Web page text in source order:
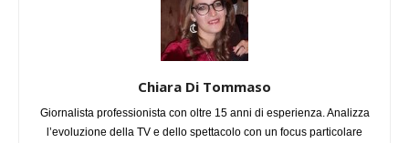
Chiara Di Tommaso
Giornalista professionista con oltre 15 anni di esperienza. Analizza
l’evoluzione della TV e dello spettacolo con un focus particolare